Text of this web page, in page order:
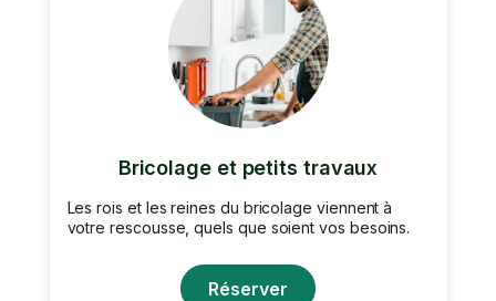
Bricolage et petits travaux
Les rois et les reines du bricolage viennent à
votre rescousse, quels que soient vos besoins.
Réserver